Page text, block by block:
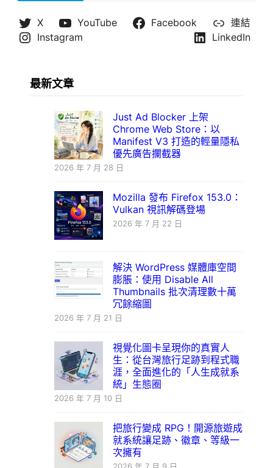
X YouTube Facebook
連結
Instagram
LinkedIn
最新文章
Just Ad Blocker 上架
Chrome Web Store：以
Manifest V3 打造的輕量隱私
優先廣告攔截器
2026 年 7 月 28 日
Mozilla 發布 Firefox 153.0：
Vulkan 視訊解碼登場
2026 年 7 月 22 日
解決 WordPress 媒體庫空間
膨脹：使用 Disable All
Thumbnails 批次清理數十萬
冗餘縮圖
2026 年 7 月 21 日
視覺化圖卡呈現你的真實人
生：從台灣旅行足跡到程式職
涯，全面進化的「人生成就系
統」生態圈
2026 年 7 月 10 日
把旅行變成 RPG！開源旅遊成
就系統讓足跡、徽章、等級一
次擁有